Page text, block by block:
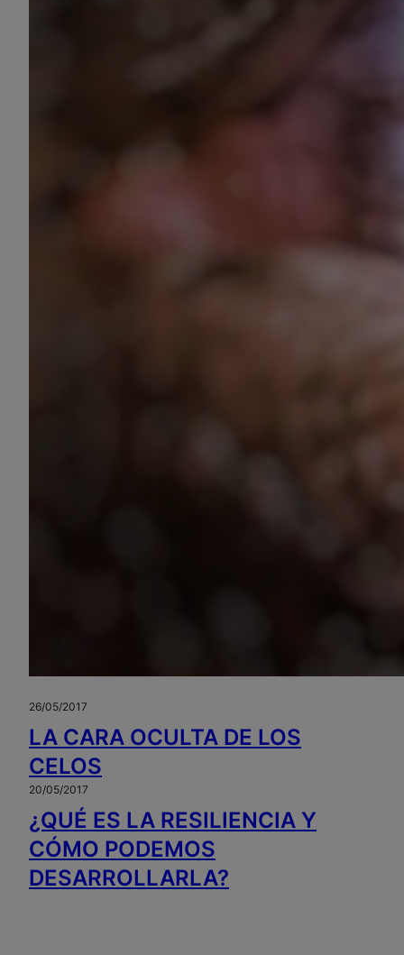
26/05/2017
LA CARA OCULTA DE LOS
CELOS
20/05/2017
¿QUÉ ES LA RESILIENCIA Y
CÓMO PODEMOS
DESARROLLARLA?